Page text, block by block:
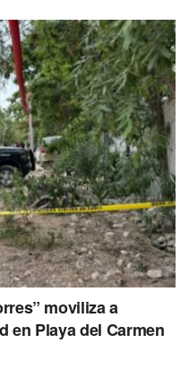
moviliza a
en Playa del Carmen